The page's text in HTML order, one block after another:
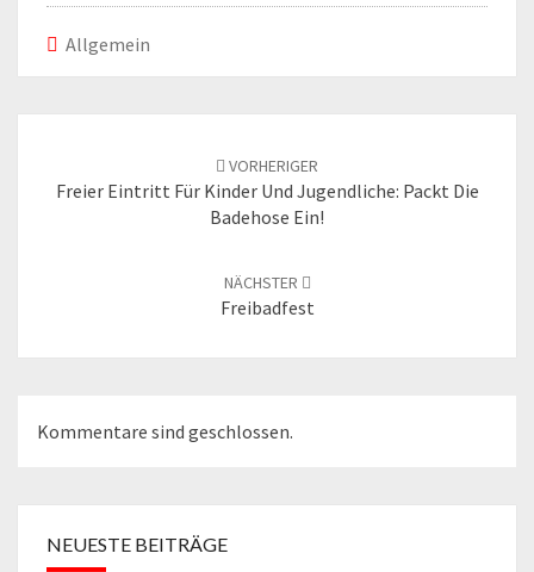
Allgemein
VORHERIGER
Freier Eintritt Für Kinder Und Jugendliche: Packt Die
Badehose Ein!
NÄCHSTER
Freibadfest
Kommentare sind geschlossen.
NEUESTE BEITRÄGE